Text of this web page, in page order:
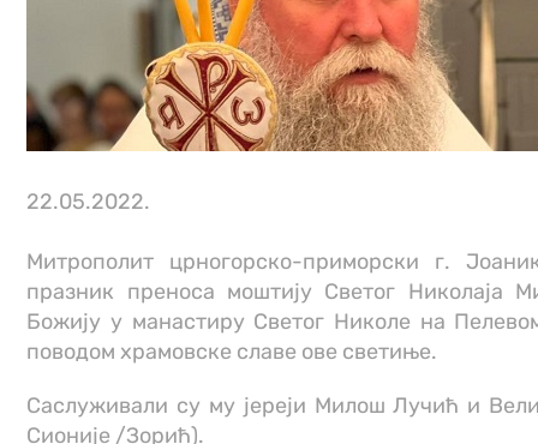
22.05.2022.
Митрополит црногорско-приморски г.
празник преноса моштију Светог Николаја
Божију у манастиру Светог Николе на
поводом храмовске славе ове светиње.
Саслуживали су му јереји Милош Лучић и
Сионије /Зорић).